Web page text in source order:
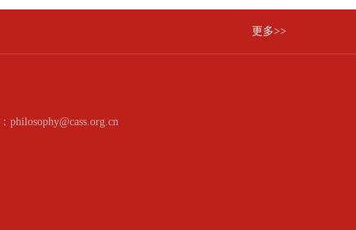
更多>>
philosophy@cass.org.cn